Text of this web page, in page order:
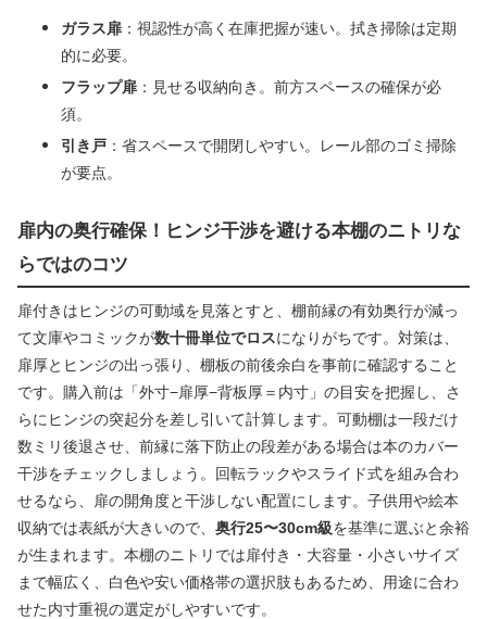
ガラス扉 ：視認性が高く在庫把握が速い。拭き掃除は定期
的に必要。
フラップ扉 ：見せる収納向き。前方スペースの確保が必
須。
引き戸 ：省スペースで開閉しやすい。レール部のゴミ掃除
が要点。
扉内の奥行確保！ヒンジ干渉を避ける本棚のニトリな
らではのコツ
扉付きはヒンジの可動域を見落とすと、棚前縁の有効奥行が減っ
て文庫やコミックが数十冊単位でロスになりがちです。対策は、
扉厚とヒンジの出っ張り、棚板の前後余白を事前に確認すること
です。購入前は「外寸−扉厚−背板厚＝内寸」の目安を把握し、さ
らにヒンジの突起分を差し引いて計算します。可動棚は一段だけ
数ミリ後退させ、前縁に落下防止の段差がある場合は本のカバー
干渉をチェックしましょう。回転ラックやスライド式を組み合わ
せるなら、扉の開角度と干渉しない配置にします。子供用や絵本
収納では表紙が大きいので、 奥行25〜30cm級を基準に選ぶと余裕
が生まれます。本棚のニトリでは扉付き・大容量・小さいサイズ
まで幅広く、白色や安い価格帯の選択肢もあるため、用途に合わ
せた内寸重視の選定がしやすいです。